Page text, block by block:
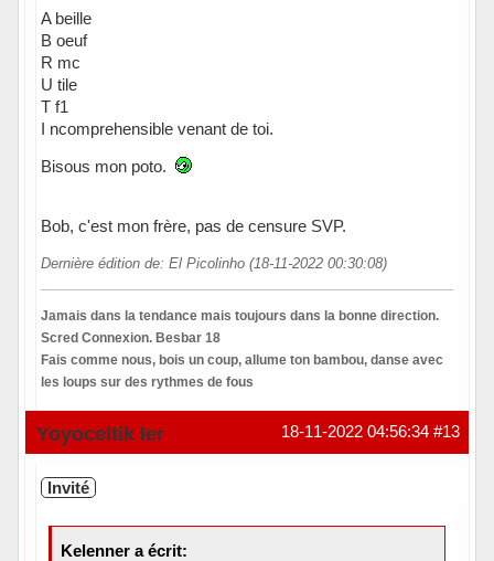
A beille
B oeuf
R mc
U tile
T f1
I ncomprehensible venant de toi.
Bisous mon poto.
Bob, c'est mon frère, pas de censure SVP.
Dernière édition de: El Picolinho (18-11-2022 00:30:08)
Jamais dans la tendance mais toujours dans la bonne direction.
Scred Connexion. Besbar 18
Fais comme nous, bois un coup, allume ton bambou, danse avec
les loups sur des rythmes de fous
Hors ligne #13
18-11-2022 04:56:34
Yoyoceltik Ier
Invité
Kelenner a écrit: